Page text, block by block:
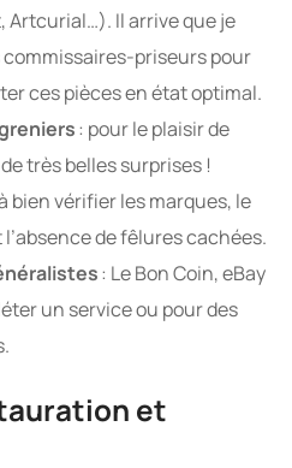
Artcurial…). Il arrive que je
commissaires-priseurs pour
ces pièces en état optimal.
: pour le plaisir de
très belles surprises !
vérifier les marques, le
de fêlures cachées.
: Le Bon Coin, eBay
un service ou pour des
et